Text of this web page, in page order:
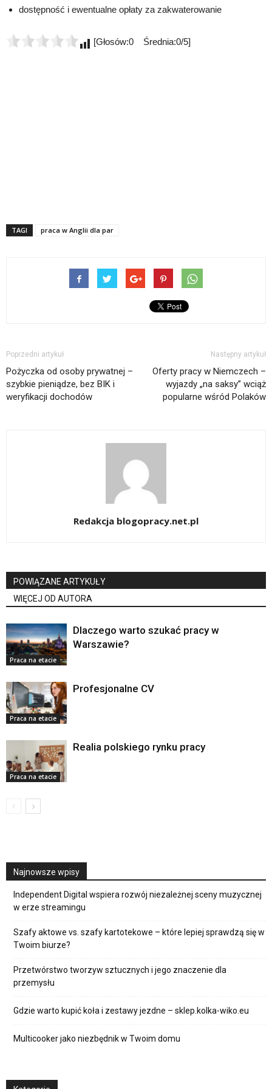
dostępność i ewentualne opłaty za zakwaterowanie
[Głosów:0 Średnia:0/5]
TAGI praca w Anglii dla par
Poprzedni artykuł
Pożyczka od osoby prywatnej –
szybkie pieniądze, bez BIK i
weryfikacji dochodów
Następny artykuł
Oferty pracy w Niemczech –
wyjazdy „na saksy” wciąż
popularne wśród Polaków
Redakcja blogopracy.net.pl
POWIĄZANE ARTYKUŁY
WIĘCEJ OD AUTORA
Praca na etacie
Dlaczego warto szukać pracy w
Warszawie?
Praca na etacie
Profesjonalne CV
Praca na etacie
Realia polskiego rynku pracy
Najnowsze wpisy
Independent Digital wspiera rozwój niezależnej sceny muzycznej
w erze streamingu
Szafy aktowe vs. szafy kartotekowe – które lepiej sprawdzą się w
Twoim biurze?
Przetwórstwo tworzyw sztucznych i jego znaczenie dla
przemysłu
Gdzie warto kupić koła i zestawy jezdne – sklep.kolka-wiko.eu
Multicooker jako niezbędnik w Twoim domu